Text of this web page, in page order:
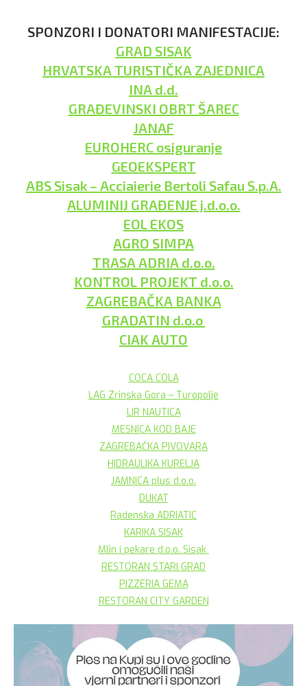
SPONZORI I DONATORI MANIFESTACIJE:
GRAD SISAK
HRVATSKA TURISTIČKA ZAJEDNICA
INA d.d.
GRAĐEVINSKI OBRT ŠAREC
JANAF
EUROHERC osiguranje
GEOEKSPERT
ABS Sisak – Acciaierie Bertoli Safau S.p.A.
ALUMINIJ GRAĐENJE j.d.o.o.
EOL EKOS
AGRO SIMPA
TRASA ADRIA d.o.o.
KONTROL PROJEKT d.o.o.
ZAGREBAČKA BANKA
GRADATIN d.o.o
CIAK AUTO
COCA COLA
LAG Zrinska Gora – Turopolje
LIR NAUTICA
MESNICA KOD BAJE
ZAGREBAČKA PIVOVARA
HIDRAULIKA KURELJA
JAMNICA plus d.o.o.
DUKAT
Radenska ADRIATIC
KARIKA SISAK
Mlin i pekare d.o.o. Sisak
RESTORAN STARI GRAD
PIZZERIA GEMA
RESTORAN CITY GARDEN